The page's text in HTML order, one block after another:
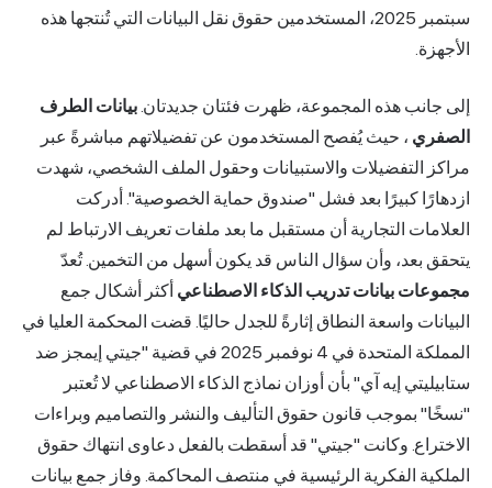
سبتمبر 2025، المستخدمين حقوق نقل البيانات التي تُنتجها هذه
الأجهزة.
إلى جانب هذه المجموعة، ظهرت فئتان جديدتان.بيانات الطرف
الصفري ، حيث يُفصح المستخدمون عن تفضيلاتهم مباشرةً عبر
مراكز التفضيلات والاستبيانات وحقول الملف الشخصي، شهدت
ازدهارًا كبيرًا بعد فشل "صندوق حماية الخصوصية". أدركت
العلامات التجارية أن مستقبل ما بعد ملفات تعريف الارتباط لم
يتحقق بعد، وأن سؤال الناس قد يكون أسهل من التخمين. تُعدّ
مجموعات بيانات تدريب الذكاء الاصطناعيأكثر أشكال جمع
البيانات واسعة النطاق إثارةً للجدل حاليًا. قضت المحكمة العليا في
المملكة المتحدة في 4 نوفمبر 2025 في قضية "جيتي إيمجز ضد
ستابيليتي إيه آي" بأن أوزان نماذج الذكاء الاصطناعي لا تُعتبر
"نسخًا" بموجب قانون حقوق التأليف والنشر والتصاميم وبراءات
الاختراع. وكانت "جيتي" قد أسقطت بالفعل دعاوى انتهاك حقوق
الملكية الفكرية الرئيسية في منتصف المحاكمة. وفاز جمع بيانات